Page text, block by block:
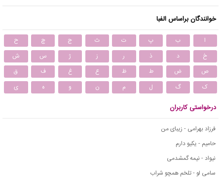
خوانندگان براساس الفبا
ا ب پ ت ث ج چ
ح
خ
د ذ ر ز ژ س
ش
ص
ض ط ظ ع غ ف
ق
ک
گ ل م ن و ه ی
درخواستی کاربران
فرزاد بهرامی - زیبای من
حامیم - یکیو دارم
نیواد - نیمه گمشدمی
سامی لو - تلخم همچو شراب